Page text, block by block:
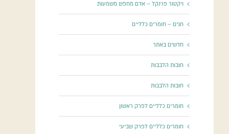
ויקטור פרנקל – אדם מחפש משמעות
חגים – חומרים כלליים
חדשים באתר
חובות הלבבות
חובות הלבבות
חומרים כלליים לפרק ראשון
חומרים כלליים לפרק שביעי